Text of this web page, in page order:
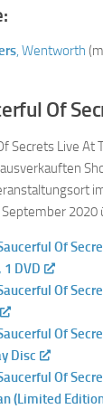
, Wentworth
Of
Secrets Live
2020
Of
1 DVD
Of
Of
Disc
Of
(Limited